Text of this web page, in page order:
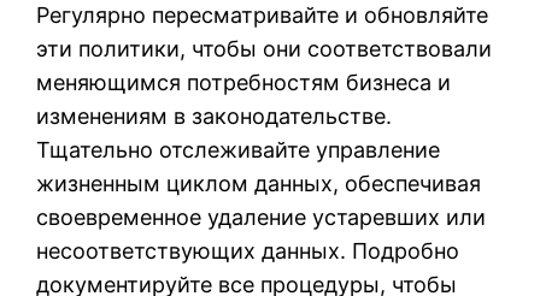
Регулярно пересматривайте и обновляйте
эти политики, чтобы они соответствовали
меняющимся потребностям бизнеса и
изменениям в законодательстве.
Тщательно отслеживайте управление
жизненным циклом данных, обеспечивая
своевременное удаление устаревших или
несоответствующих данных. Подробно
документируйте все процедуры, чтобы